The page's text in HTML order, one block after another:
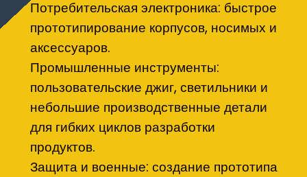
Потребительская электроника: быстрое
прототипирование корпусов, носимых и
аксессуаров.
Промышленные инструменты:
пользовательские джиг, светильники и
небольшие производственные детали
для гибких циклов разработки
продуктов.
Защита и военные: создание прототипа